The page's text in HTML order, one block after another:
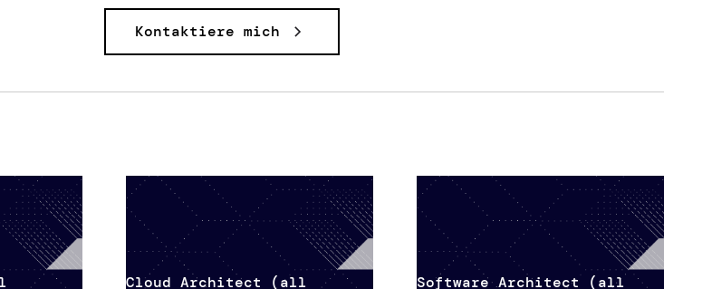
Kontaktiere mich
Cloud Architect (all Software Architect (all